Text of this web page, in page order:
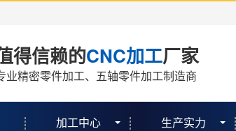
得信赖的CNC加工厂家
业精密零件加工、五轴零件加工制造商
加工中心 生产实力